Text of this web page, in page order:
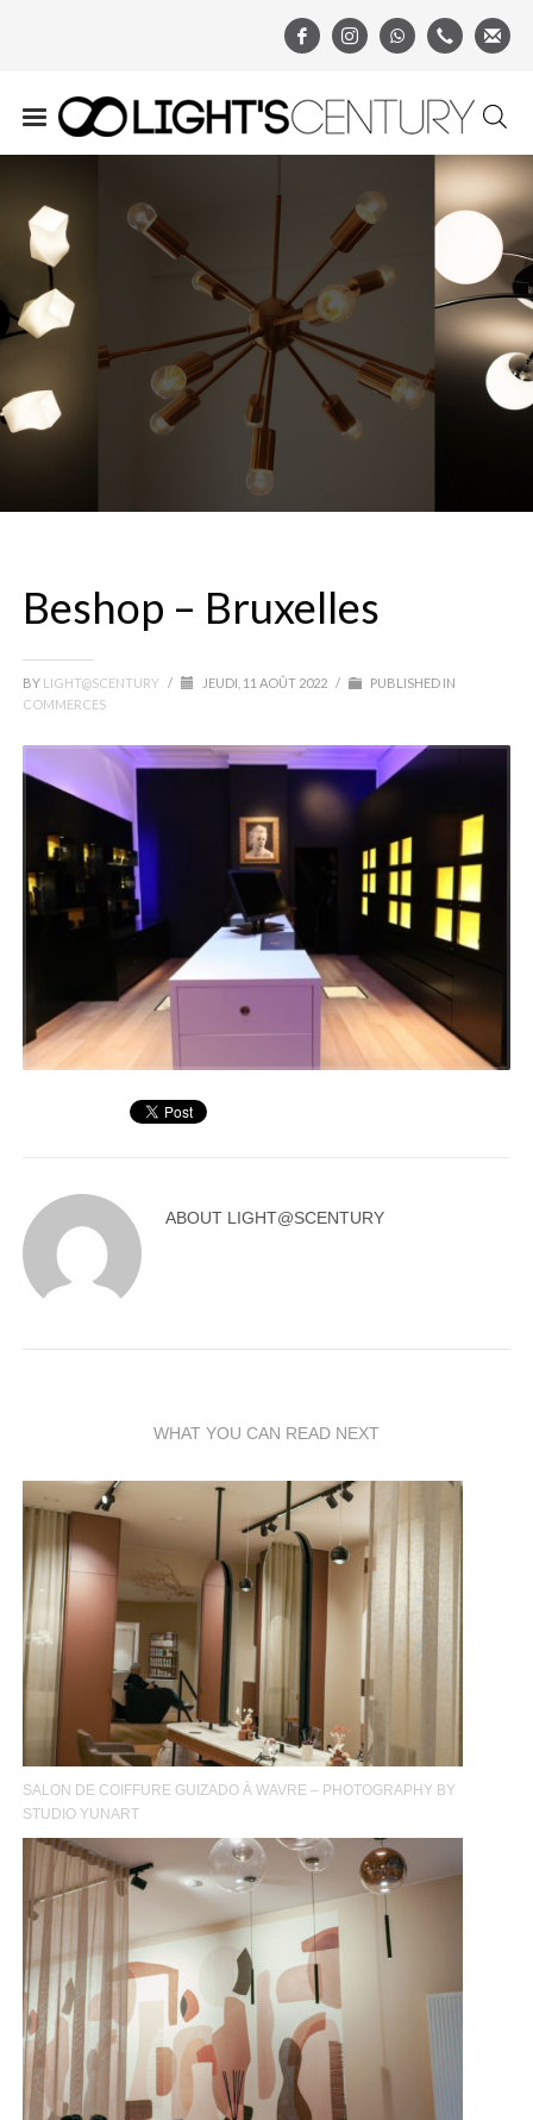
Beshop – Bruxelles
BY LIGHT@SCENTURY / JEUDI, 11 AOÛT 2022 /
PUBLISHED IN
COMMERCES
ABOUT LIGHT@SCENTURY
WHAT YOU CAN READ NEXT
SALON DE COIFFURE GUIZADO À WAVRE – PHOTOGRAPHY BY
STUDIO YUNART